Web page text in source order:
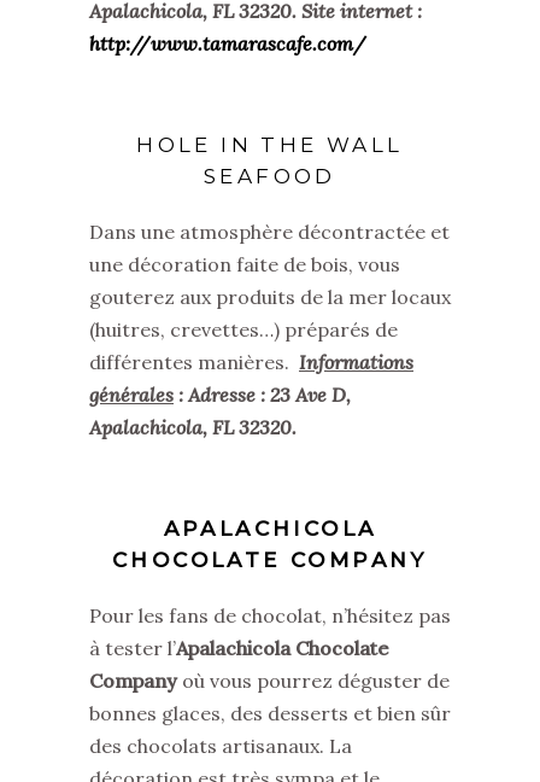
Apalachicola, FL 32320. Site internet :
http://www.tamarascafe.com/
HOLE IN THE WALL
SEAFOOD
Dans une atmosphère décontractée et
une décoration faite de bois, vous
gouterez aux produits de la mer locaux
(huitres, crevettes…) préparés de
différentes manières. Informations
générales : Adresse : 23 Ave D,
Apalachicola, FL 32320.
APALACHICOLA
CHOCOLATE COMPANY
Pour les fans de chocolat, n’hésitez pas
à tester l’Apalachicola Chocolate
Companyoù vous pourrez déguster de
bonnes glaces, des desserts et bien sûr
des chocolats artisanaux. La